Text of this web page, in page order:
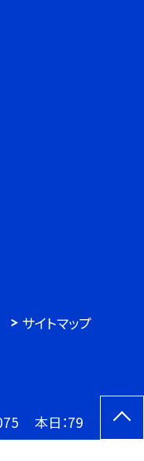
サイトマップ
本日：79